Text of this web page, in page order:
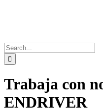
Search
for:
Trabaja con
ENDRIVER